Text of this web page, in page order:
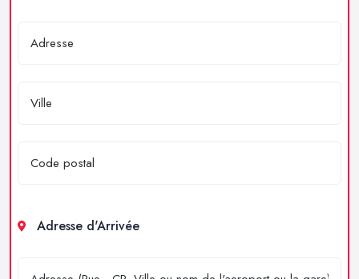
Adresse d'Arrivée